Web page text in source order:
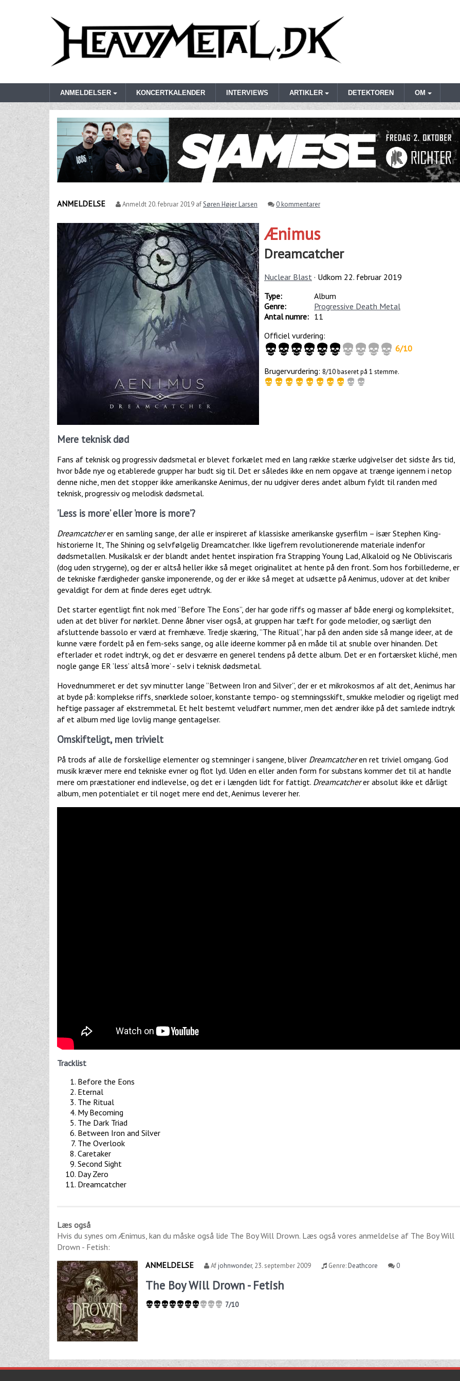
ANMELDELSER KONCERTKALENDER INTERVIEWS ARTIKLER DETEKTOREN OM
ANMELDELSE Anmeldt 20. februar 2019 afSøren Højer Larsen 0 kommentarer
Ænimus
Dreamcatcher
Nuclear Blast · Udkom 22. februar 2019
Type:
Album
Genre:
Progressive Death Metal
Antal numre: 11
Officiel vurdering:
6/10
Brugervurdering: 8/10 baseret på 1 stemme.
Mere teknisk død
Fans af teknisk og progressiv dødsmetal er blevet forkælet med en lang række stærke udgivelser det sidste års tid,
hvor både nye og etablerede grupper har budt sig til. Det er således ikke en nem opgave at trænge igennem i netop
denne niche, men det stopper ikke amerikanske Aenimus, der nu udgiver deres andet album fyldt til randen med
teknisk, progressiv og melodisk dødsmetal.
’Less is more’ eller ’more is more’?
Dreamcatcherer en samling sange, der alle er inspireret af klassiske amerikanske gyserfilm – især Stephen King-
historierne It, The Shining og selvfølgelig Dreamcatcher. Ikke ligefrem revolutionerende materiale indenfor
dødsmetallen. Musikalsk er der blandt andet hentet inspiration fra Strapping Young Lad, Alkaloid og Ne Obliviscaris
(dog uden strygerne), og der er altså heller ikke så meget originalitet at hente på den front. Som hos forbillederne, er
de tekniske færdigheder ganske imponerende, og der er ikke så meget at udsætte på Aenimus, udover at det kniber
gevaldigt for dem at finde deres eget udtryk.
Det starter egentligt fint nok med ”Before The Eons”, der har gode riffs og masser af både energi og kompleksitet,
uden at det bliver for nørklet. Denne åbner viser også, at gruppen har tæft for gode melodier, og særligt den
afsluttende bassolo er værd at fremhæve. Tredje skæring, ”The Ritual”, har på den anden side så mange ideer, at de
kunne være fordelt på en fem-seks sange, og alle ideerne kommer på en måde til at snuble over hinanden. Det
efterlader et rodet indtryk, og det er desværre en generel tendens på dette album. Det er en fortærsket kliché, men
nogle gange ER ’less’ altså ’more’ - selv i teknisk dødsmetal.
Hovednummeret er det syv minutter lange ”Between Iron and Silver”, der er et mikrokosmos af alt det, Aenimus har
at byde på: komplekse riffs, snørklede soloer, konstante tempo- og stemningsskift, smukke melodier og rigeligt med
heftige passager af ekstremmetal. Et helt bestemt veludført nummer, men det ændrer ikke på det samlede indtryk
af et album med lige lovlig mange gentagelser.
Omskifteligt, men trivielt
På trods af alle de forskellige elementer og stemninger i sangene, bliver Dreamcatcheren ret triviel omgang. God
musik kræver mere end tekniske evner og flot lyd. Uden en eller anden form for substans kommer det til at handle
mere om præstationer end indlevelse, og det er i længden lidt for fattigt. Dreamcatcherer absolut ikke et dårligt
album, men potentialet er til noget mere end det, Aenimus leverer her.
Tracklist
Before the Eons
Eternal
The Ritual
My Becoming
The Dark Triad
Between Iron and Silver
The Overlook
Caretaker
Second Sight
Day Zero
Dreamcatcher
Læs også
Hvis du synes om Ænimus , kan du måske også lide The Boy Will Drown. Læs også vores anmeldelse af The Boy Will
Drown - Fetish:
ANMELDELSE
Afjohnwonder, 23. september 2009 Genre:Deathcore 0
The Boy Will Drown - Fetish
7/10